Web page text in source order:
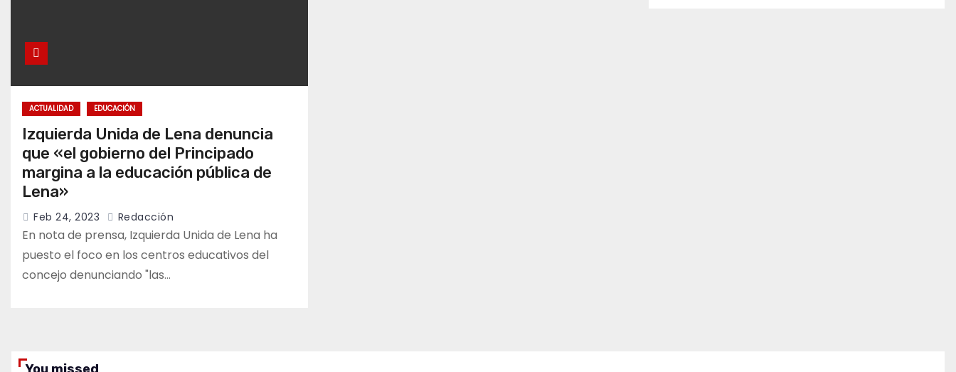
ACTUALIDAD EDUCACIÓN
Izquierda Unida de Lena denuncia
que «el gobierno del Principado
margina a la educación pública de
Lena»
Feb 24, 2023 Redacción
En nota de prensa, Izquierda Unida de Lena ha
puesto el foco en los centros educativos del
concejo denunciando "las…